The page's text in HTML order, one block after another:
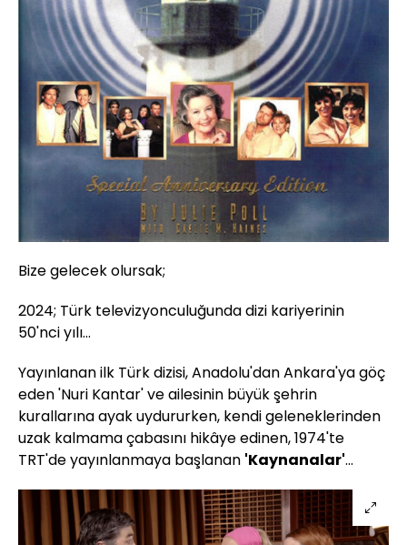
Bize gelecek olursak;
2024; Türk televizyonculuğunda dizi kariyerinin
50'nci yılı...
Yayınlanan ilk Türk dizisi, Anadolu'dan Ankara'ya göç
eden 'Nuri Kantar' ve ailesinin büyük şehrin
kurallarına ayak uydururken, kendi geleneklerinden
uzak kalmama çabasını hikâye edinen, 1974'te
TRT'de yayınlanmaya başlanan 'Kaynanalar'...